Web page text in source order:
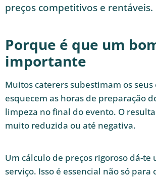
preços competitivos e rentáveis.
Porque é que um
importante
Muitos caterers subestimam os
esquecem as horas de preparação
limpeza no final do evento. O
muito reduzida ou até negativa.
Um cálculo de preços rigoroso dá-
serviço. Isso é essencial não só